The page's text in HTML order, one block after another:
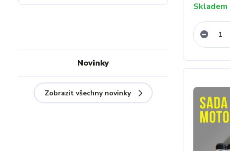
Skladem
Novinky
Zobrazit všechny novinky